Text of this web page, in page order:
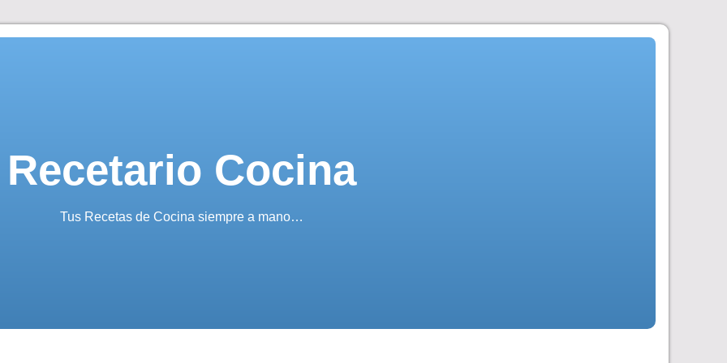
Recetario Cocina
Tus Recetas de Cocina siempre a mano…